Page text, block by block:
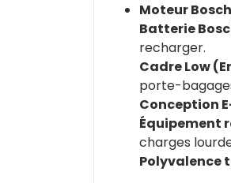
Moteur
Batterie
recharger.
Cadre Low
porte-
Conception
Équipement
charges
Polyvalence